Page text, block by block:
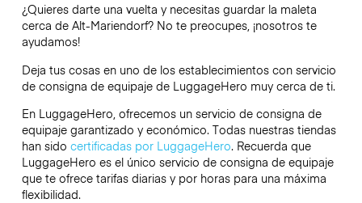
¿Quieres darte una vuelta y necesitas guardar la maleta
cerca de Alt-Mariendorf? No te preocupes, ¡nosotros te
ayudamos!
Deja tus cosas en uno de los establecimientos con servicio
de consigna de equipaje de LuggageHero muy cerca de ti.
En LuggageHero, ofrecemos un servicio de consigna de
equipaje garantizado y económico. Todas nuestras tiendas
han sido certificadas por LuggageHero. Recuerda que
LuggageHero es el único servicio de consigna de equipaje
que te ofrece tarifas diarias y por horas para una máxima
flexibilidad.